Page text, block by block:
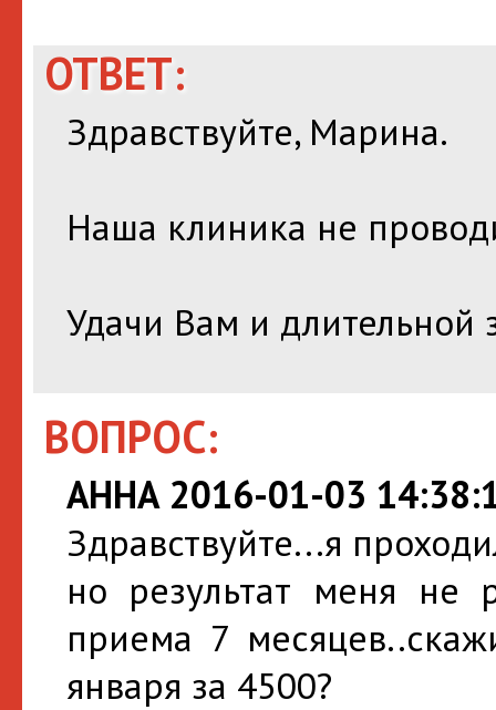
ОТВЕТ:
Здравствуйте, Марина.
Наша клиника не
Удачи Вам и длительной
ВОПРОС:
АННА 2016-01-03
Здравствуйте...я
но результат меня не
приема 7
января за 4500?